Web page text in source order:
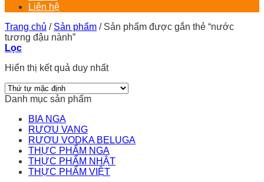
Liên hệ
Trang chủ / Sản phẩm /Sản phẩm được gắn thẻ “nước
tương đậu nành”
Lọc
Hiển thị kết quả duy nhất
Danh mục sản phẩm
BIA NGA
RƯỢU VANG
RƯỢU VODKA BELUGA
THỰC PHẨM NGA
THỰC PHẨM NHẬT
THỰC PHẨM VIỆT